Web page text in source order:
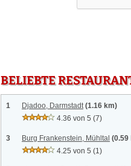
BELIEBTE
1 Djadoo, Darmstadt (1.16 km)
4.36 von 5 (7)
3 Burg Frankenstein, Mühltal (0.59
4.25 von 5 (1)